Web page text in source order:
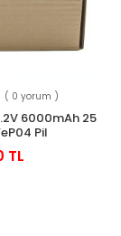
( 0 yorum )
6000mAh 25
Pil
TL